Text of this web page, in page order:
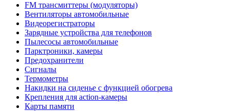
FM трансмиттеры (модуляторы)
Вентиляторы автомобильные
Видеорегистраторы
Зарядные устройства для телефонов
Пылесосы автомобильные
Парктроники, камеры
Предохранители
Сигналы
Термометры
Накидки на сиденье с функцией обогрева
Крепления для action-камеры
Карты памяти